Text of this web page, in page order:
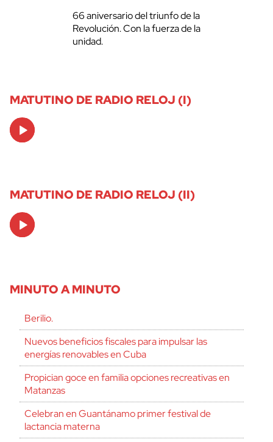
66 aniversario del triunfo de la
Revolución. Con la fuerza de la
unidad.
MATUTINO DE RADIO RELOJ (I)
Audio
Player
MATUTINO DE RADIO RELOJ (II)
Audio
Player
MINUTO A MINUTO
Berilio.
Nuevos beneficios fiscales para impulsar las
energías renovables en Cuba
Propician goce en familia opciones recreativas en
Matanzas
Celebran en Guantánamo primer festival de
lactancia materna